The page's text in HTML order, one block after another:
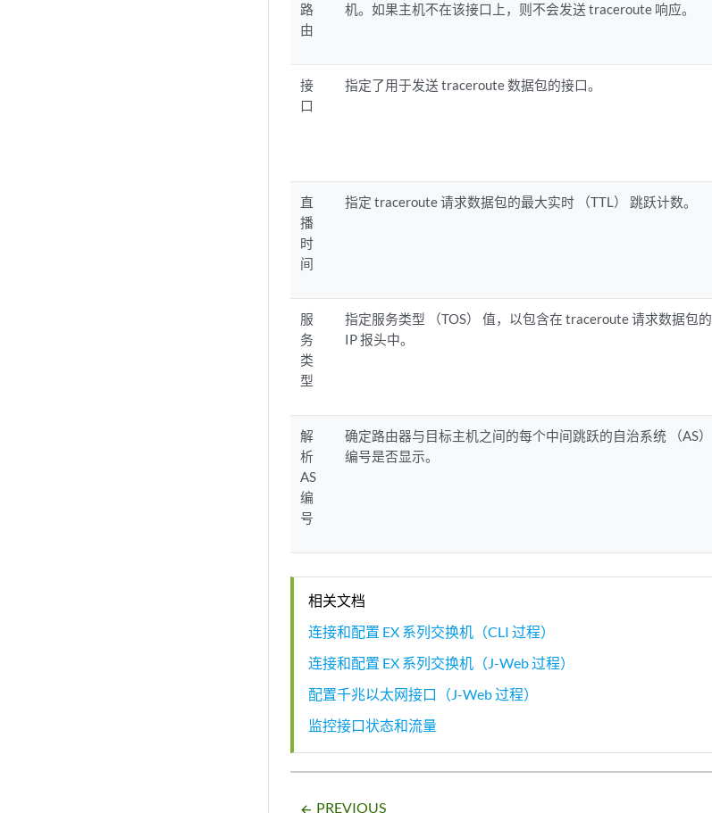
路
由
机。如果主机不在该接口上，则不会发送 traceroute 响应。
接
口
指定了用于发送 traceroute 数据包的接口。
直
播
时
间
指定 traceroute 请求数据包的最大实时 （TTL） 跳跃计数。
服
务
类
型
指定服务类型 （TOS） 值，以包含在 traceroute 请求数据包的
IP 报头中。
解
析
AS
编
号
确定路由器与目标主机之间的每个中间跳跃的自治系统 （AS）
编号是否显示。
相关文档
连接和配置 EX 系列交换机（CLI 过程）
连接和配置 EX 系列交换机（J-Web 过程）
配置千兆以太网接口（J-Web 过程）
监控接口状态和流量
arrow_backward PREVIOUS